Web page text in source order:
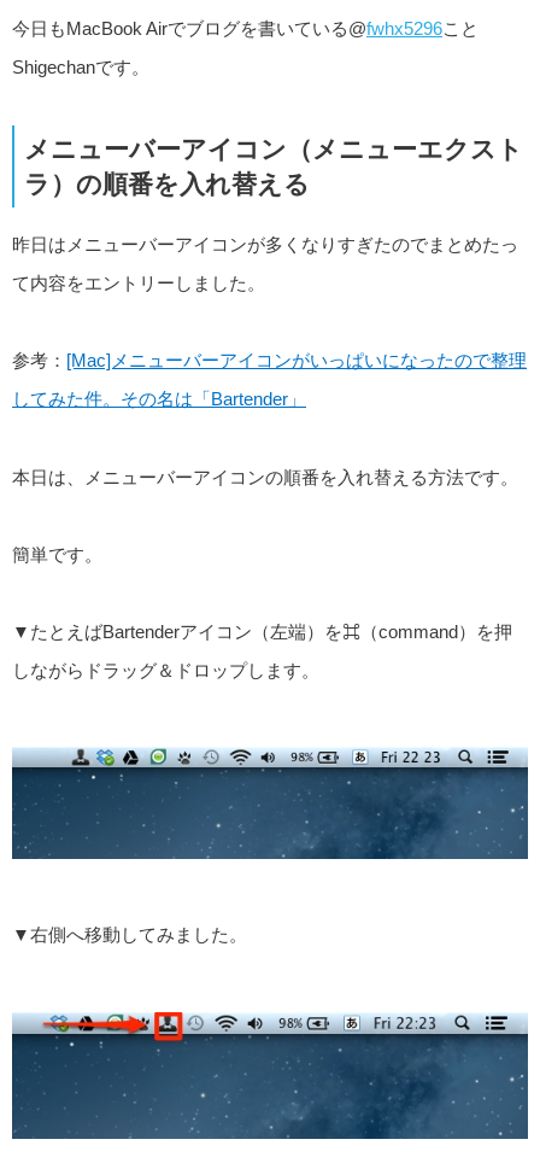
今日もMacBook Airでブログを書いている@fwhx5296こと
Shigechanです。
メニューバーアイコン（メニューエクスト
ラ）の順番を入れ替える
昨日はメニューバーアイコンが多くなりすぎたのでまとめたっ
て内容をエントリーしました。
参考： [Mac]メニューバーアイコンがいっぱいになったので整理
してみた件。その名は「Bartender」
本日は、メニューバーアイコンの順番を入れ替える方法です。
簡単です。
▼たとえばBartenderアイコン（左端）を⌘（command）を押
しながらドラッグ＆ドロップします。
▼右側へ移動してみました。